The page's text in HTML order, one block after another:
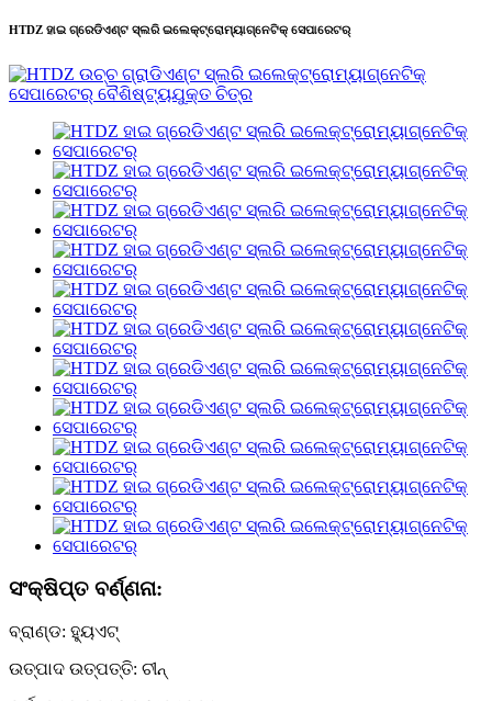
HTDZ ହାଇ ଗ୍ରେଡିଏଣ୍ଟ ସ୍ଲରି ଇଲେକ୍ଟ୍ରୋମ୍ୟାଗ୍ନେଟିକ୍ ସେପାରେଟର୍
ସଂକ୍ଷିପ୍ତ ବର୍ଣ୍ଣନା:
ବ୍ରାଣ୍ଡ: ହ୍ୟୁଏଟ୍
ଉତ୍ପାଦ ଉତ୍ପତ୍ତି: ଚୀନ୍